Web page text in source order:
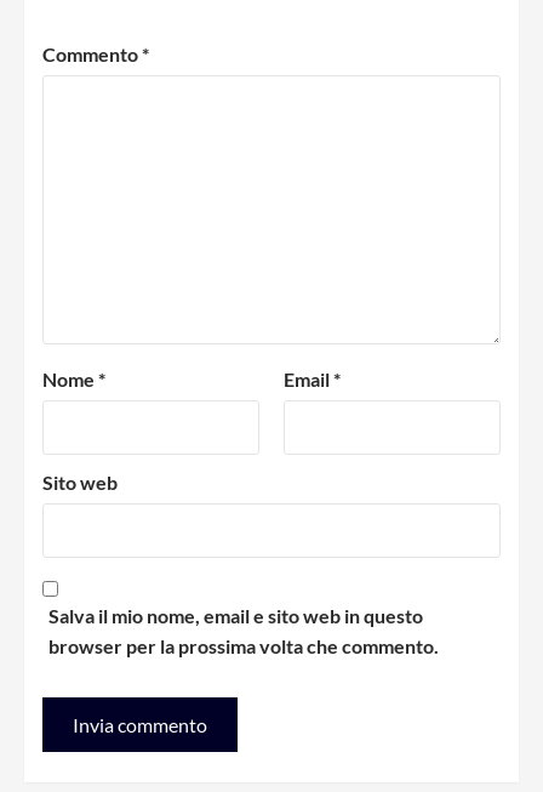
Commento*
Nome * Email*
Sito web
Salva il mio nome, email e sito web in questo
browser per la prossima volta che commento.